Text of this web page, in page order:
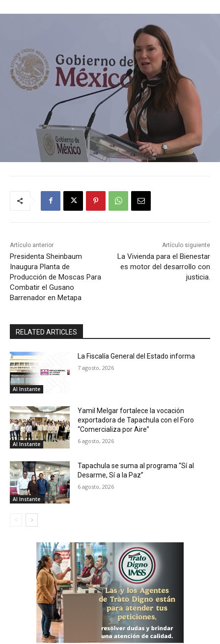
Artículo anterior
Presidenta Sheinbaum
Inaugura Planta de
Producción de Moscas Para
Combatir el Gusano
Barrenador en Metapa
Artículo siguiente
La Vivienda para el Bienestar
es motor del desarrollo con
justicia.
RELATED ARTICLES
Al Instante
La Fiscalía General del Estado informa
7 agosto, 2026
Al Instante
Yamil Melgar fortalece la vocación
exportadora de Tapachula con el Foro
“Comercializa por Aire”
6 agosto, 2026
Al Instante
Tapachula se suma al programa “Sí al
Desarme, Sí a la Paz”
6 agosto, 2026